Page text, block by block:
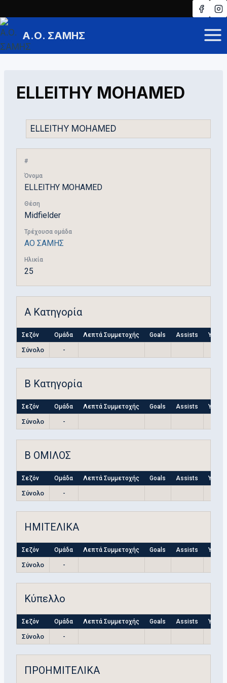
to
contentΑ.Ο. ΣΑΜΗΣ
ELLEITHY MOHAMED
#
Όνομα
ELLEITHY MOHAMED
Θέση
Midfielder
Τρέχουσα ομάδα
ΑΟ ΣΑΜΗΣ
Ηλικία
25
Α Κατηγορία
Σεζόν Ομάδα Λεπτά Συμμετοχής Goals Assists
Σύνολο -
Β Κατηγορία
Σεζόν Ομάδα Λεπτά Συμμετοχής Goals Assists
Σύνολο -
Β ΟΜΙΛΟΣ
Σεζόν Ομάδα Λεπτά Συμμετοχής Goals Assists
Σύνολο -
ΗΜΙΤΕΛΙΚΑ
Σεζόν Ομάδα Λεπτά Συμμετοχής Goals Assists
Σύνολο -
Κύπελλο
Σεζόν Ομάδα Λεπτά Συμμετοχής Goals Assists
Σύνολο -
ΠΡΟΗΜΙΤΕΛΙΚΑ